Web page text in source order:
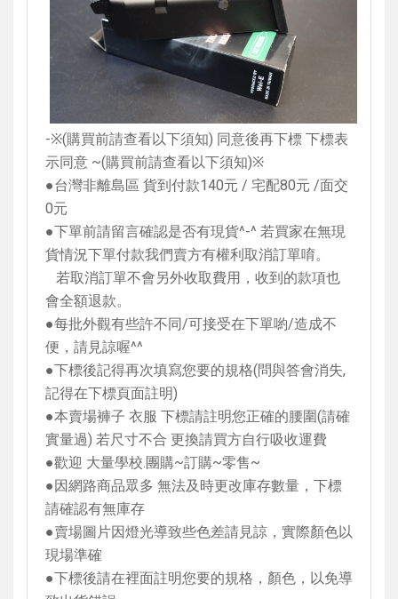
-※(購買前請查看以下須知) 同意後再下標 下標表
示同意 ~(購買前請查看以下須知)※
●台灣非離島區 貨到付款140元 / 宅配80元 /面交
0元
●下單前請留言確認是否有現貨^-^ 若買家在無現
貨情況下單付款我們賣方有權利取消訂單唷。
若取消訂單不會另外收取費用，收到的款項也
會全額退款。
●每批外觀有些許不同/可接受在下單喲/造成不
便，請見諒喔^^
●下標後記得再次填寫您要的規格(問與答會消失,
記得在下標頁面註明)
●本賣場褲子 衣服 下標請註明您正確的腰圍(請確
實量過) 若尺寸不合 更換請買方自行吸收運費
●歡迎 大量學校.團購~訂購~零售~
●因網路商品眾多 無法及時更改庫存數量，下標
請確認有無庫存
●賣場圖片因燈光導致些色差請見諒，實際顏色以
現場準確
●下標後請在裡面註明您要的規格，顏色，以免導